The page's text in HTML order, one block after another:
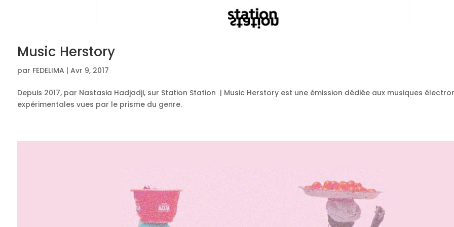
Music Herstory
par FEDELIMA | Avr 9, 2017
Depuis 2017, par Nastasia Hadjadji, sur Station Station | Music Herstory est une émission dédiée aux musiques
expérimentales vues par le prisme du genre.